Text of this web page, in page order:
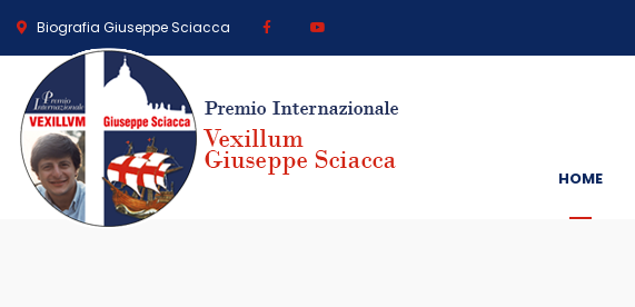
Biografia Giuseppe Sciacca
HOME